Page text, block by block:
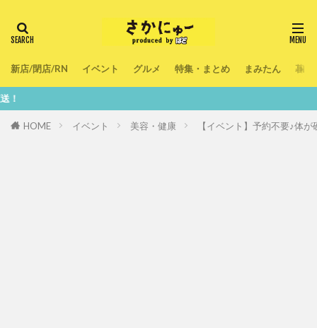
新店/閉店/RN イベント グルメ 特集・まとめ まみたん 暮ら
HOME イベント 美容・健康 【イベント】予約不要♪体